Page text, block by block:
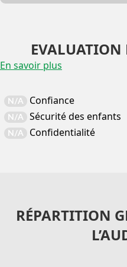
EVALUATION
En savoir plus
N/A Confiance
N/A Sécurité des enfants
N/A Confidentialité
RÉPARTITION